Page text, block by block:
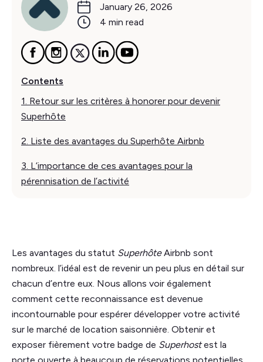
January 26, 2026
4 min read
Contents
1. Retour sur les critères à honorer pour devenir
Superhôte
2. Liste des avantages du Superhôte Airbnb
3. L’importance de ces avantages pour la
pérennisation de l’activité
Les avantages du statut SuperhôteAirbnb sont
nombreux. l’idéal est de revenir un peu plus en détail sur
chacun d’entre eux. Nous allons voir également
comment cette reconnaissance est devenue
incontournable pour espérer développer votre activité
sur le marché de location saisonnière. Obtenir et
exposer fièrement votre badge de Superhostest la
porte ouverte à beaucoup de réservations potentielles.